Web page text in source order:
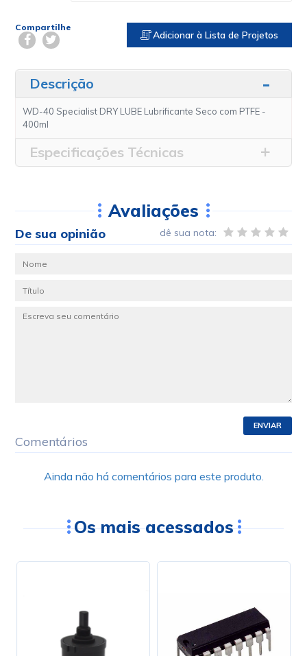
Compartilhe
Adicionar à Lista de Projetos
Descrição
WD-40 Specialist DRY LUBE Lubrificante Seco com PTFE -
400ml
Especificações Técnicas
Avaliações
De sua opinião dê sua nota:
ENVIAR
Comentários
Ainda não há comentários para este produto.
Os mais acessados